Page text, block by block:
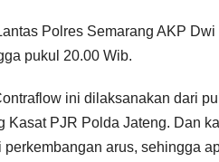
Polres Semarang AKP
pukul 20.00 Wib.
ini dilaksanakan dari
Kasat PJR Polda Jateng. Dan
perkembangan arus, sehingga